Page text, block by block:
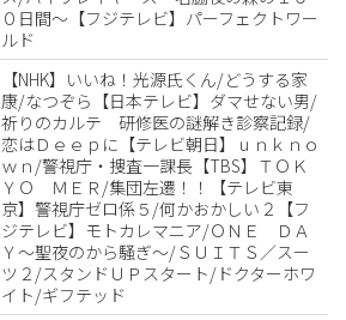
０日間〜【フジテレビ】パーフェクトワー
ルド
【NHK】いいね！光源氏くん/どうする家
康/なつぞら【日本テレビ】ダマせない男/
祈りのカルテ 研修医の謎解き診察記録/
恋はＤｅｅｐに【テレビ朝日】ｕｎｋｎｏ
ｗｎ/警視庁・捜査一課長【TBS】ＴＯＫ
ＹＯ ＭＥＲ/集団左遷！！【テレビ東
京】警視庁ゼロ係５/何かおかしい２【フ
ジテレビ】モトカレマニア/ＯＮＥ ＤＡ
Ｙ〜聖夜のから騒ぎ〜/ＳＵＩＴＳ／スー
ツ２/スタンドＵＰスタート/ドクターホワ
イト/ギフテッド